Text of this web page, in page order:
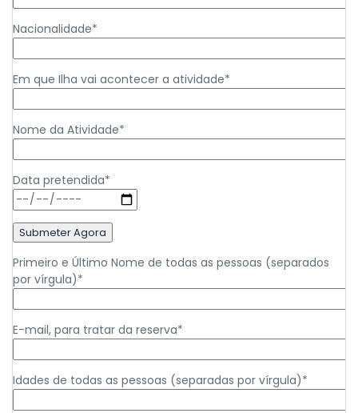
Nacionalidade*
Em que Ilha vai acontecer a atividade*
Nome da Atividade*
Data pretendida*
Primeiro e Último Nome de todas as pessoas (separados
por vírgula)*
E-mail, para tratar da reserva*
Idades de todas as pessoas (separadas por vírgula)*